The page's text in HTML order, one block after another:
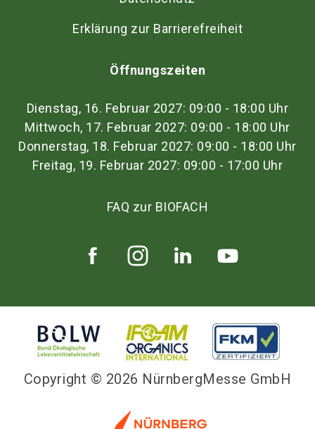
Erklärung zur Barrierefreiheit
Öffnungszeiten
Dienstag, 16. Februar 2027: 09:00 - 18:00 Uhr
Mittwoch, 17. Februar 2027: 09:00 - 18:00 Uhr
Donnerstag, 18. Februar 2027: 09:00 - 18:00 Uhr
Freitag, 19. Februar 2027: 09:00 - 17:00 Uhr
FAQ zur BIOFACH
Copyright © 2026 NürnbergMesse GmbH